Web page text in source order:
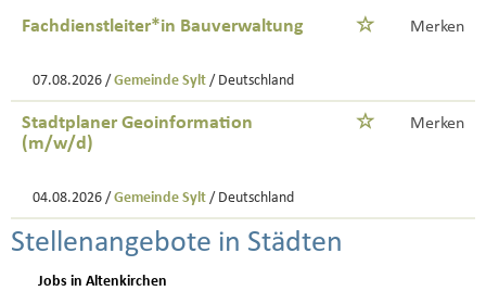
Fachdienstleiter*in Bauverwaltung Merken
07.08.2026 / Gemeinde Sylt / Deutschland
Stadtplaner Geoinformation
(m/w/d)
Merken
04.08.2026 / Gemeinde Sylt / Deutschland
Stellenangebote in Städten
Jobs in Altenkirchen